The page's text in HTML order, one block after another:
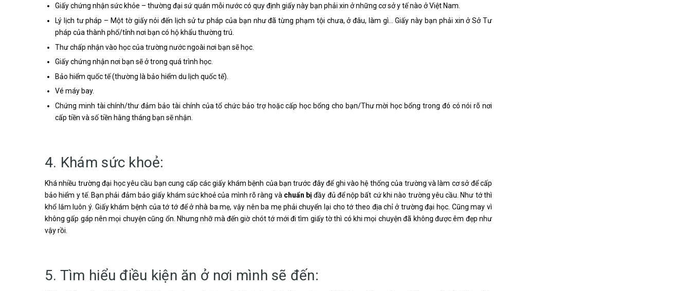
Giấy chứng nhận sức khỏe – thường đại sứ quán mỗi nước có quy định giấy này bạn phải xin ở những cơ sở y tế nào ở Việt Nam.
Lý lịch tư pháp – Một tờ giấy nói đến lịch sử tư pháp của bạn như đã từng phạm tội chưa, ở đâu, làm gì… Giấy này bạn phải xin ở Sở Tư
pháp của thành phố/tỉnh nơi bạn có hộ khẩu thường trú.
Thư chấp nhận vào học của trường nước ngoài nơi bạn sẽ học.
Giấy chứng nhận nơi bạn sẽ ở trong quá trình học.
Bảo hiểm quốc tế (thường là bảo hiểm du lịch quốc tế).
Vé máy bay.
Chứng minh tài chính/thư đảm bảo tài chính của tổ chức bảo trợ hoặc cấp học bổng cho bạn/Thư mời học bổng trong đó có nói rõ nơi
cấp tiền và số tiền hằng tháng bạn sẽ nhận.
4. Khám sức khoẻ:
Khá nhiều trường đại học yêu cầu bạn cung cấp các giấy khám bệnh của bạn trước đây để ghi vào hệ thống của trường và làm cơ sở để cấp
bảo hiểm y tế. Bạn phải đảm bảo giấy khám sức khoẻ của mình rõ ràng và chuẩn bị đầy đủ để nộp bất cứ khi nào trường yêu cầu. Như tớ thì
khổ lắm luôn ý. Giấy khám bệnh của tớ tớ để ở nhà ba mẹ, vậy nên ba mẹ phải chuyển lại cho tớ theo địa chỉ ở trường đại học. Cũng may vì
không gấp gáp nên mọi chuyện cũng ổn. Nhưng nhỡ mà đến giờ chót tớ mới đi tìm giấy tờ thì có khi mọi chuyện đã không được êm đẹp như
vậy rồi.
5. Tìm hiểu điều kiện ăn ở nơi mình sẽ đến: